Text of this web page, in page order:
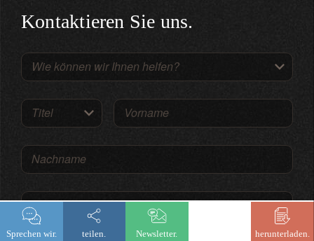
Kontaktieren Sie uns.
Wie können wir Ihnen helfen?
Titel Vorname
Nachname
E-Mail
Sprechen wir. teilen. Newsletter. herunterladen.